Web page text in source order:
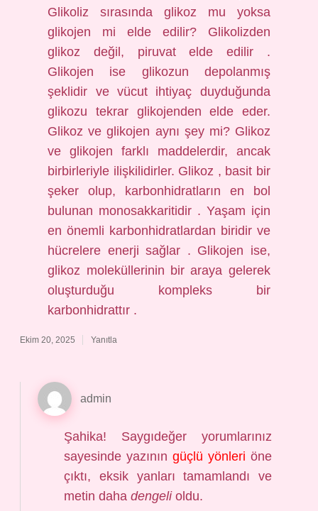
Glikoliz sırasında glikoz mu yoksa
glikojen mi elde edilir? Glikolizden
glikoz değil, piruvat elde edilir .
Glikojen ise glikozun depolanmış
şeklidir ve vücut ihtiyaç duyduğunda
glikozu tekrar glikojenden elde eder.
Glikoz ve glikojen aynı şey mi? Glikoz
ve glikojen farklı maddelerdir, ancak
birbirleriyle ilişkilidirler. Glikoz , basit bir
şeker olup, karbonhidratların en bol
bulunan monosakkaritidir . Yaşam için
en önemli karbonhidratlardan biridir ve
hücrelere enerji sağlar . Glikojen ise,
glikoz moleküllerinin bir araya gelerek
oluşturduğu kompleks bir
karbonhidrattır .
Ekim 20, 2025 Yanıtla
admin
Şahika! Saygıdeğer yorumlarınız
sayesinde yazının güçlü yönleri öne
çıktı, eksik yanları tamamlandı ve
metin daha dengelioldu.